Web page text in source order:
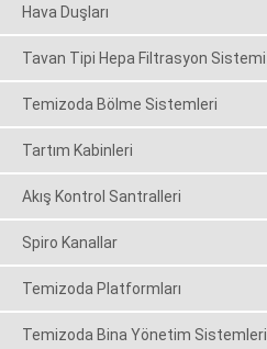
Hava Duşları
Tavan Tipi Hepa Filtrasyon Sistemi
Temizoda Bölme Sistemleri
Tartım Kabinleri
Akış Kontrol Santralleri
Spiro Kanallar
Temizoda Platformları
Temizoda Bina Yönetim Sistemleri